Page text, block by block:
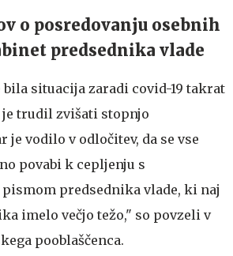
o posredovanju osebnih
predsednika vlade
bila situacija zaradi covid-19 takrat
je trudil zvišati stopnjo
je vodilo v odločitev, da se vse
povabi k cepljenju s
predsednika vlade, ki naj
imelo večjo težo," so povzeli v
pooblaščenca.